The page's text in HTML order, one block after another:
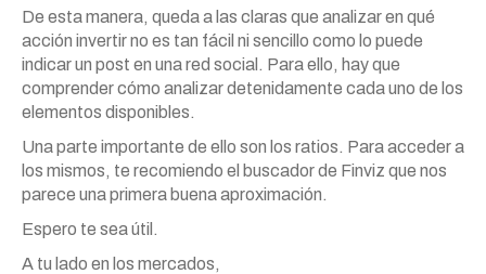
De esta manera, queda a las claras que analizar en qué
acción invertir no es tan fácil ni sencillo como lo puede
indicar un post en una red social. Para ello, hay que
comprender cómo analizar detenidamente cada uno de los
elementos disponibles.
Una parte importante de ello son los ratios. Para acceder a
los mismos, te recomiendo el buscador de Finviz que nos
parece una primera buena aproximación.
Espero te sea útil.
A tu lado en los mercados,